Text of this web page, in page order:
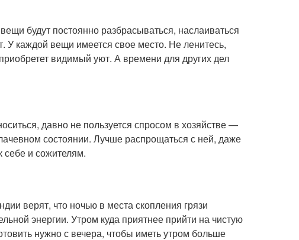
будут постоянно разбрасываться, наслаиваться
У каждой вещи имеется свое место. Не ленитесь,
видимый уют. А времени для других дел
давно не пользуется спросом в хозяйстве —
состоянии. Лучше распрощаться с ней, даже
и сожителям.
верят, что ночью в места скопления грязи
энергии. Утром куда приятнее прийти на чистую
нужно с вечера, чтобы иметь утром больше